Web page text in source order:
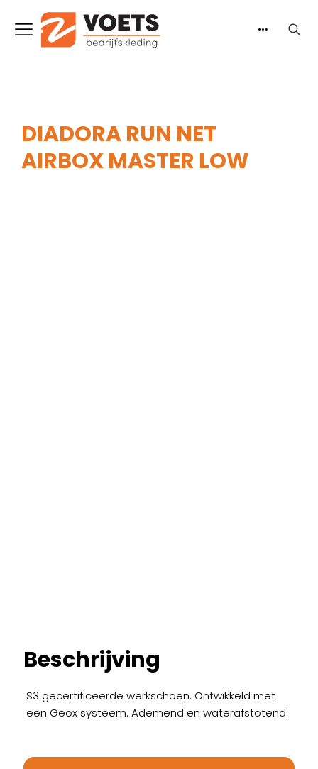
DIADORA RUN NET
AIRBOX MASTER LOW
Beschrijving
S3 gecertificeerde werkschoen. Ontwikkeld met
een Geox systeem. Ademend en waterafstotend